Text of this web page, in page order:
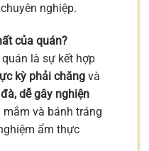
nghiệp.
của quán?
là sự kết hợp
kỳ phải chăng và
dễ gây nghiện
và bánh tráng
ẩm thực